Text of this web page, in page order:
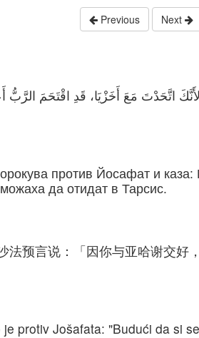
Previous Next
اتَّحَدْتَ مَعَ أَخَزْيَا، قَدِ اقْتَحَمَ
против Йосафат и
да отидат в Тарсис.
法预言说：「因你与亚哈谢交
protiv Jošafata: "Budući da si